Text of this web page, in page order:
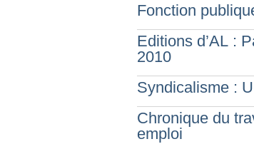
Fonction
Editions d’AL :
2010
Syndicalisme :
Chronique du
emploi